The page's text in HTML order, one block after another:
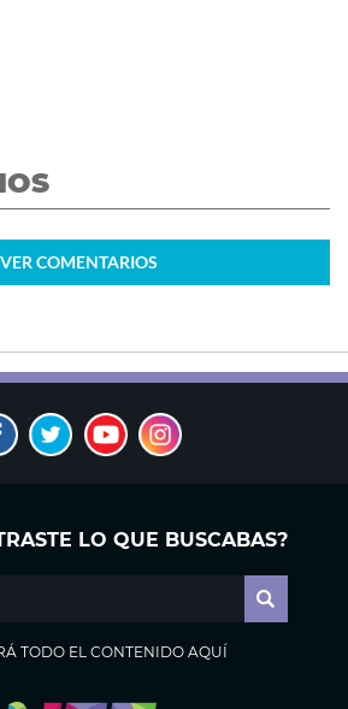
VERCOMENTARIOS
LO QUE BUSCABAS?
TODO EL CONTENIDO AQUÍ